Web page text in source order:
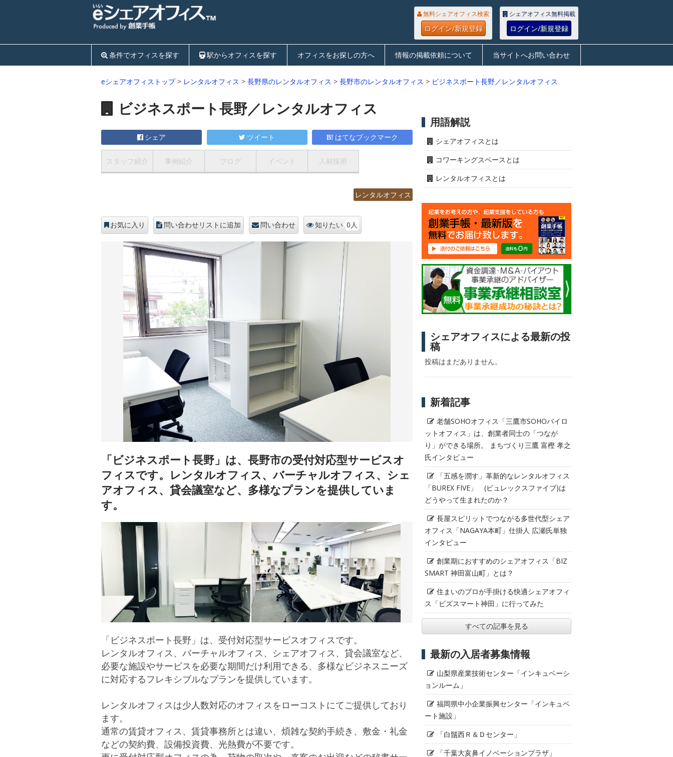
無料シェアオフィス検索
ログイン/新規登録
シェアオフィス無料掲載
ログイン/新規登録
条件でオフィスを探す 駅からオフィスを探す オフィスをお探しの方へ 情報の掲載依頼について 当サイトへお問い合わせ
eシェアオフィストップ> レンタルオフィス > 長野県のレンタルオフィス > 長野市のレンタルオフィス > ビジネスポート長野／レンタルオフィス
ビジネスポート長野／レンタルオフィス
シェア ツイート はてなブックマーク
スタッフ紹介 事例紹介 ブログ イベント 人材採用
レンタルオフィス
お気に入り 問い合わせリストに追加 問い合わせ 知りたい 0人
「ビジネスポート長野」は、長野市の受付対応型サービスオ
フィスです。レンタルオフィス、バーチャルオフィス、シェ
アオフィス、貸会議室など、多様なプランを提供していま
す。
「ビジネスポート長野」は、受付対応型サービスオフィスです。
レンタルオフィス、バーチャルオフィス、シェアオフィス、貸会議室など、
必要な施設やサービスを必要な期間だけ利用できる、多様なビジネスニーズ
に対応するフレキシブルなプランを提供しています。
レンタルオフィスは少人数対応のオフィスをローコストにてご提供しており
ます。
通常の賃貸オフィス、賃貸事務所とは違い、煩雑な契約手続き、敷金・礼金
などの契約費、設備投資費、光熱費が不要です。
用語解説
シェアオフィスとは
コワーキングスペースとは
レンタルオフィスとは
シェアオフィスによる最新の投
稿
投稿はまだありません。
新着記事
老舗SOHOオフィス「三鷹市SOHOパイロ
ットオフィス」は、創業者同士の「つなが
り」ができる場所。 まちづくり三鷹 富樫 孝之
氏インタビュー
「五感を潤す」革新的なレンタルオフィス
「BUREX FIVE」 (ビュレックスファイブ)は
どうやって生まれたのか？
長屋スピリットでつながる多世代型シェア
オフィス「NAGAYA本町」仕掛人 広瀬氏単独
インタビュー
創業期におすすめのシェアオフィス「BIZ
SMART 神田富山町」とは？
住まいのプロが手掛ける快適シェアオフィ
ス「ビズスマート神田」に行ってみた
すべての記事を見る
最新の入居者募集情報
山梨県産業技術センター「インキュベーシ
ョンルーム」
福岡県中小企業振興センター「インキュベ
ート施設」
「白鬚西Ｒ＆Ｄセンター」
「千葉大亥鼻イノベーションプラザ」